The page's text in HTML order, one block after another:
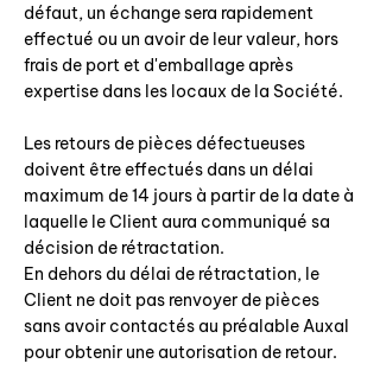
défaut, un échange sera rapidement
effectué ou un avoir de leur valeur, hors
frais de port et d'emballage après
expertise dans les locaux de la Société.
Les retours de pièces défectueuses
doivent être effectués dans un délai
maximum de 14 jours à partir de la date à
laquelle le Client aura communiqué sa
décision de rétractation.
En dehors du délai de rétractation, le
Client ne doit pas renvoyer de pièces
sans avoir contactés au préalable Auxal
pour obtenir une autorisation de retour.